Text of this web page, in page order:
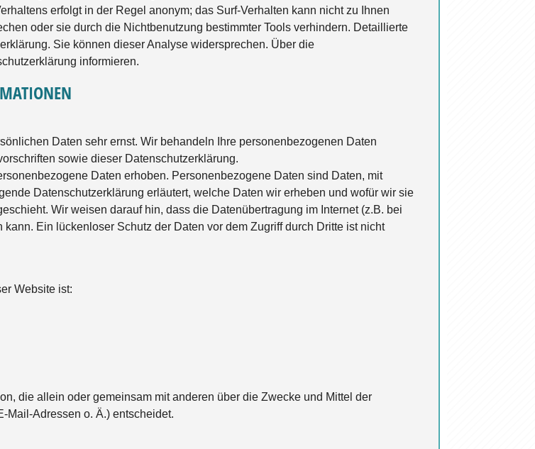
erfolgt in der Regel anonym; das Surf-Verhalten kann nicht zu Ihnen
oder sie durch die Nichtbenutzung bestimmter Tools verhindern. Detaillierte
Sie können dieser Analyse widersprechen. Über die
informieren.
Daten sehr ernst. Wir behandeln Ihre personenbezogenen Daten
sowie dieser Datenschutzerklärung.
Daten erhoben. Personenbezogene Daten sind Daten, mit
Datenschutzerklärung erläutert, welche Daten wir erheben und wofür wir sie
Wir weisen darauf hin, dass die Datenübertragung im Internet (z.B. bei
Ein lückenloser Schutz der Daten vor dem Zugriff durch Dritte ist nicht
Website ist:
die allein oder gemeinsam mit anderen über die Zwecke und Mittel der
Mail-Adressen o. Ä.) entscheidet.